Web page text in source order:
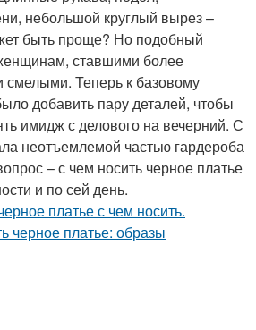
небольшой круглый вырез –
быть проще? Но подобный
ставшими более
смелыми. Теперь к базовому
добавить пару деталей, чтобы
имидж с делового на вечерний. С
неотъемлемой частью гардероба
– с чем носить черное платье
и по сей день.